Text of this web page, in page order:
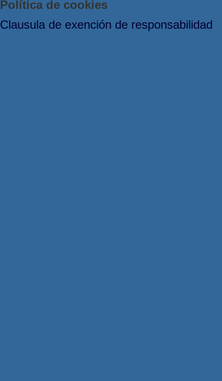
Política de cookies
Clausula de exención de responsabilidad